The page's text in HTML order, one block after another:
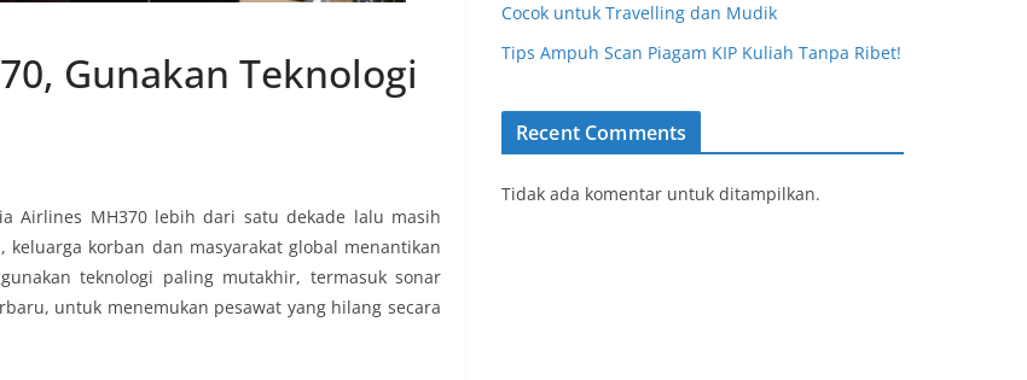
Gunakan Teknologi
Airlines MH370 lebih dari satu dekade lalu masih
korban dan masyarakat global menantikan
teknologi paling mutakhir, termasuk sonar
untuk menemukan pesawat yang hilang secara
Cocok untuk Travelling dan Mudik
Tips Ampuh Scan Piagam KIP Kuliah Tanpa Ribet!
Recent Comments
Tidak ada komentar untuk ditampilkan.